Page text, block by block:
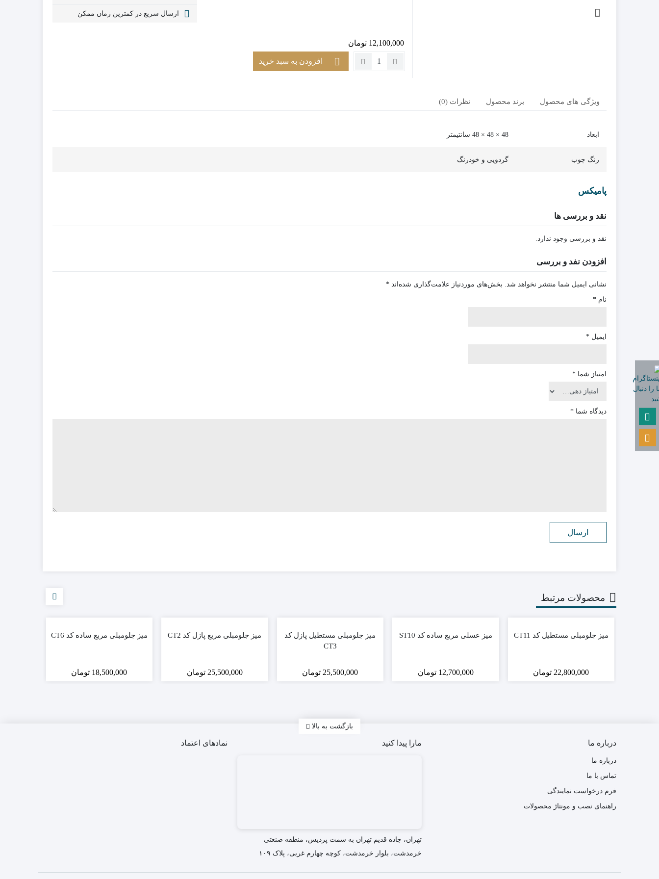
ارسال سریع در کمترین زمان ممکن
12,100,000 تومان
تعداد:
افزودن به سبد خرید
ویژگی های محصول برند محصول نظرات (0)
ابعاد 48 × 48 × 48 سانتیمتر
رنگ چوب گردویی و خودرنگ
پامیکس
نقد و بررسی ها
نقد و بررسی وجود ندارد.
افزودن نفد و بررسی
نشانی ایمیل شما منتشر نخواهد شد. بخش‌های موردنیاز علامت‌گذاری شده‌اند *
نام *
ایمیل *
امتیاز شما *
دیدگاه شما *
محصولات مرتبط
میز جلومبلی مستطیل کد CT11
22,800,000 تومان
میز عسلی مربع ساده کد ST10
12,700,000 تومان
میز جلومبلی مستطیل پازل کد
CT3
25,500,000 تومان
میز جلومبلی مربع پازل کد CT2
25,500,000 تومان
میز جلومبلی مربع ساده کد CT6
18,500,000 تومان
بازگشت به بالا
درباره ما
درباره ما
تماس با ما
فرم درخواست نمایندگی
راهنمای نصب و مونتاژ محصولات
مارا پیدا کنید
تهران، جاده قدیم تهران به سمت پردیس، منطقه صنعتی
خرمدشت، بلوار خرمدشت، کوچه چهارم غربی، پلاک ۱۰۹
نمادهای اعتماد